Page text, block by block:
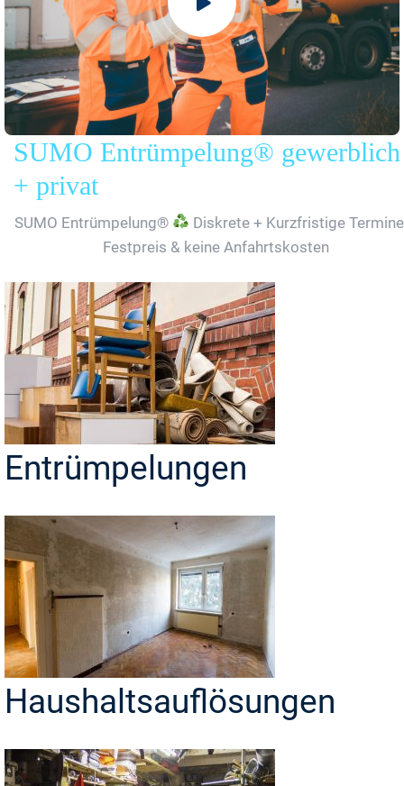
SUMO Entrümpelung® gewerblich
+ privat
SUMO Entrümpelung®
Diskrete + Kurzfristige
Festpreis & keine Anfahrtskosten
Entrümpelungen
Haushaltsauflösungen